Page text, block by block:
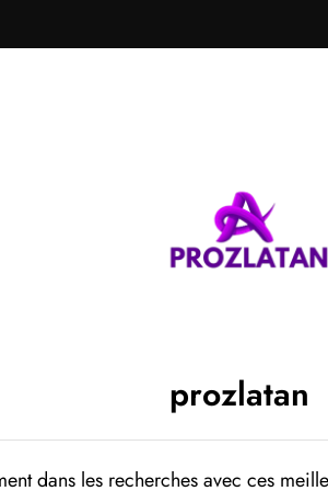
prozlatan
dans les recherches avec ces